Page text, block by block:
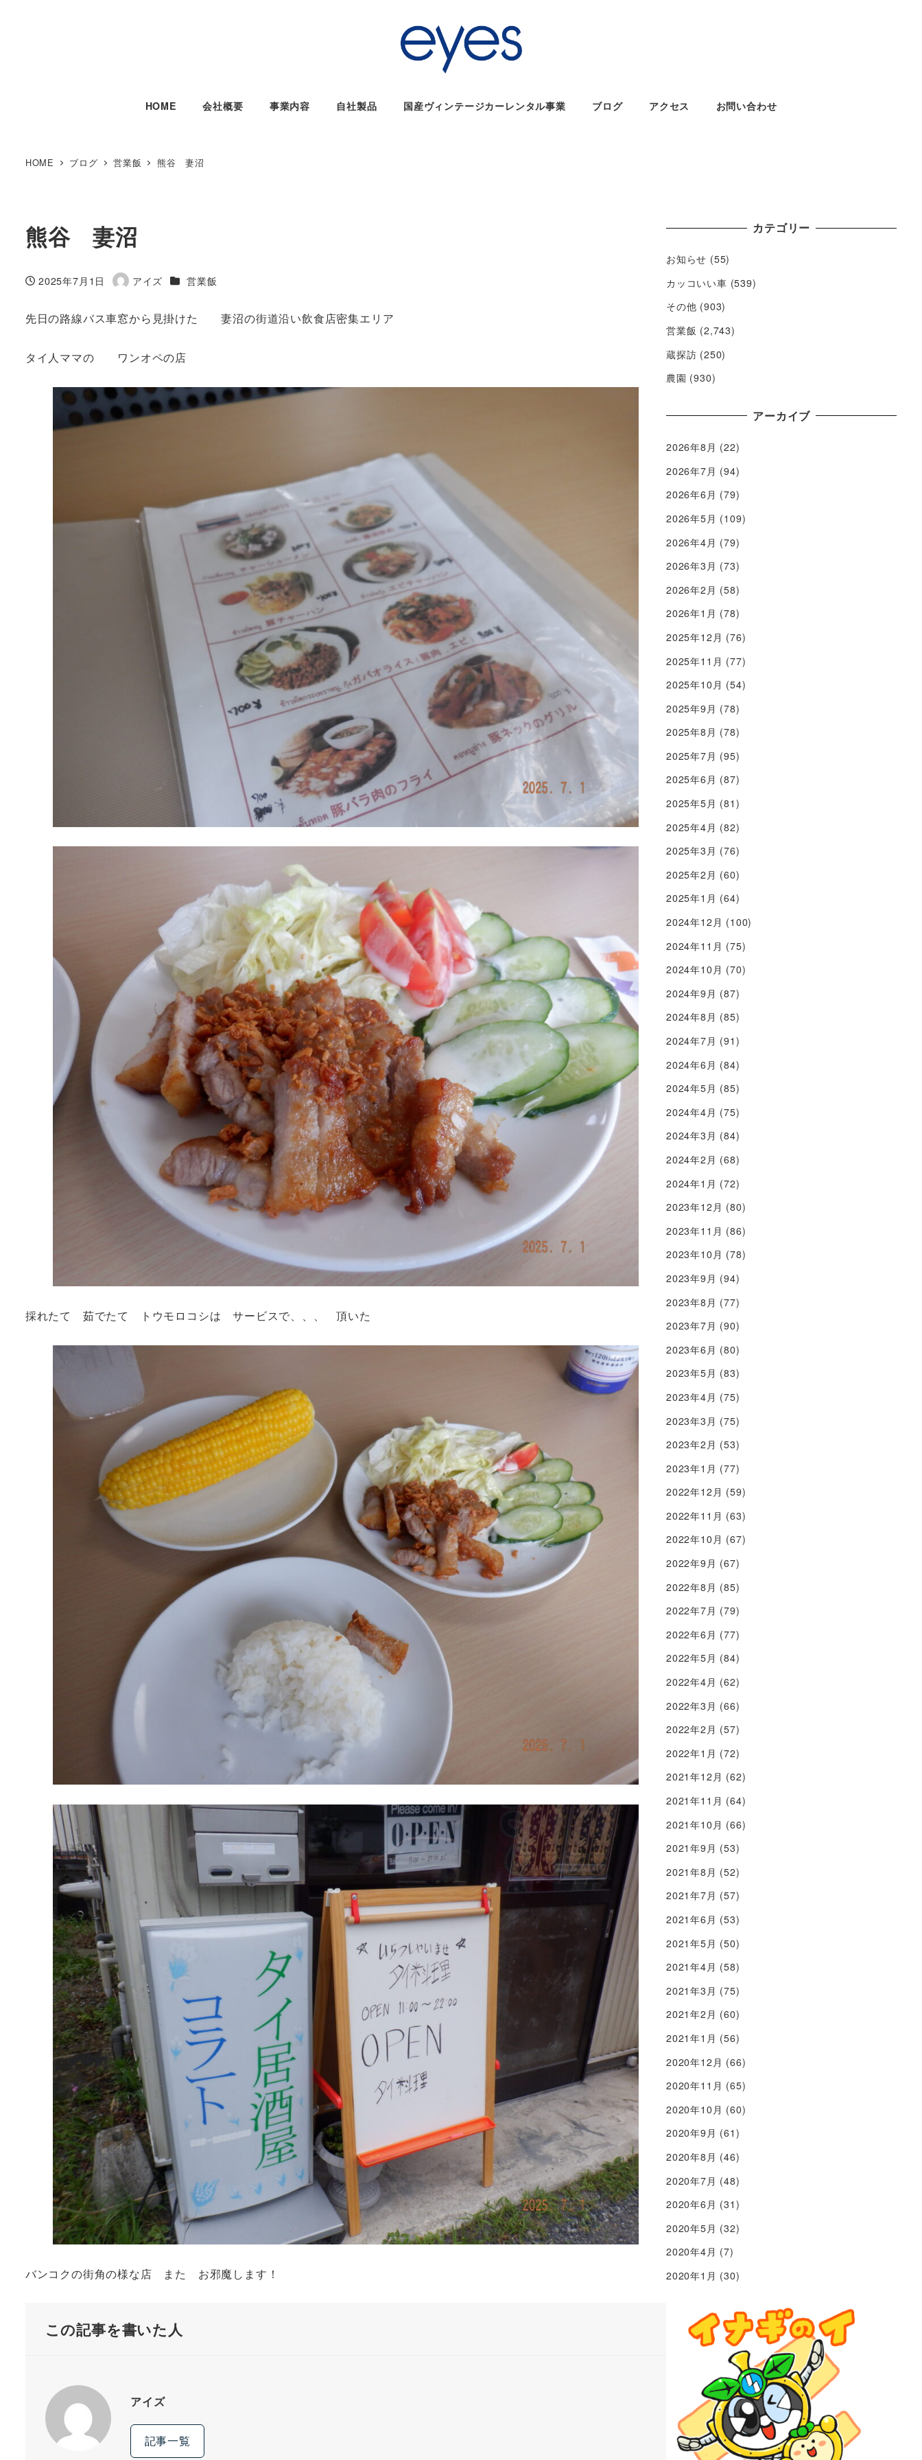
HOME 会社概要 事業内容 自社製品 国産ヴィンテージカーレンタル事業 ブログ アクセス お問い合わせ
HOME ブログ 営業飯 熊谷 妻沼
熊谷 妻沼
投稿日
2025年7月1日
著
アイズ カテゴリー
営業飯
先日の路線バス車窓から見掛けた 妻沼の街道沿い飲食店密集エリア
タイ人ママの ワンオペの店
採れたて 茹でたて トウモロコシは サービスで、、、 頂いた
バンコクの街角の様な店 また お邪魔します！
この記事を書いた人
アイズ
記事一覧
カテゴリー
お知らせ (55)
カッコいい車 (539)
その他 (903)
営業飯 (2,743)
蔵探訪 (250)
農園 (930)
アーカイブ
2026年8月 (22)
2026年7月 (94)
2026年6月 (79)
2026年5月 (109)
2026年4月 (79)
2026年3月 (73)
2026年2月 (58)
2026年1月 (78)
2025年12月 (76)
2025年11月 (77)
2025年10月 (54)
2025年9月 (78)
2025年8月 (78)
2025年7月 (95)
2025年6月 (87)
2025年5月 (81)
2025年4月 (82)
2025年3月 (76)
2025年2月 (60)
2025年1月 (64)
2024年12月 (100)
2024年11月 (75)
2024年10月 (70)
2024年9月 (87)
2024年8月 (85)
2024年7月 (91)
2024年6月 (84)
2024年5月 (85)
2024年4月 (75)
2024年3月 (84)
2024年2月 (68)
2024年1月 (72)
2023年12月 (80)
2023年11月 (86)
2023年10月 (78)
2023年9月 (94)
2023年8月 (77)
2023年7月 (90)
2023年6月 (80)
2023年5月 (83)
2023年4月 (75)
2023年3月 (75)
2023年2月 (53)
2023年1月 (77)
2022年12月 (59)
2022年11月 (63)
2022年10月 (67)
2022年9月 (67)
2022年8月 (85)
2022年7月 (79)
2022年6月 (77)
2022年5月 (84)
2022年4月 (62)
2022年3月 (66)
2022年2月 (57)
2022年1月 (72)
2021年12月 (62)
2021年11月 (64)
2021年10月 (66)
2021年9月 (53)
2021年8月 (52)
2021年7月 (57)
2021年6月 (53)
2021年5月 (50)
2021年4月 (58)
2021年3月 (75)
2021年2月 (60)
2021年1月 (56)
2020年12月 (66)
2020年11月 (65)
2020年10月 (60)
2020年9月 (61)
2020年8月 (46)
2020年7月 (48)
2020年6月 (31)
2020年5月 (32)
2020年4月 (7)
2020年1月 (30)